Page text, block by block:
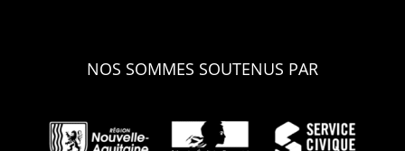
NOS SOMMES SOUTENUS PAR